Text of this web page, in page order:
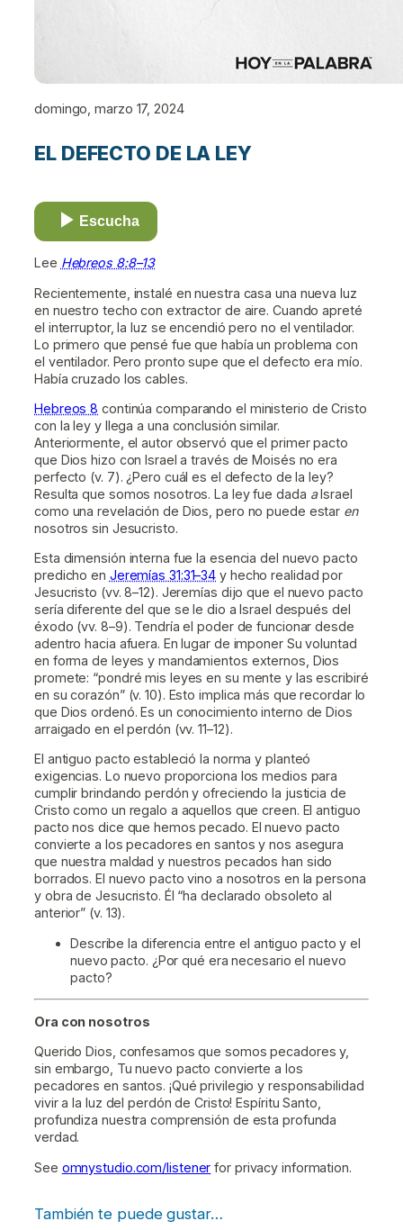
domingo, marzo 17, 2024
EL DEFECTO DE LA LEY
Escucha
Lee Hebreos 8:8–13
Recientemente, instalé en nuestra casa una nueva luz
en nuestro techo con extractor de aire. Cuando apreté
el interruptor, la luz se encendió pero no el ventilador.
Lo primero que pensé fue que había un problema con
el ventilador. Pero pronto supe que el defecto era mío.
Había cruzado los cables.
Hebreos 8 continúa comparando el ministerio de Cristo
con la ley y llega a una conclusión similar.
Anteriormente, el autor observó que el primer pacto
que Dios hizo con Israel a través de Moisés no era
perfecto (v. 7). ¿Pero cuál es el defecto de la ley?
Resulta que somos nosotros. La ley fue dada aIsrael
como una revelación de Dios, pero no puede estar en
nosotros sin Jesucristo.
Esta dimensión interna fue la esencia del nuevo pacto
predicho en Jeremías 31:31–34 y hecho realidad por
Jesucristo (vv. 8–12). Jeremías dijo que el nuevo pacto
sería diferente del que se le dio a Israel después del
éxodo (vv. 8–9). Tendría el poder de funcionar desde
adentro hacia afuera. En lugar de imponer Su voluntad
en forma de leyes y mandamientos externos, Dios
promete: “pondré mis leyes en su mente y las escribiré
en su corazón” (v. 10). Esto implica más que recordar lo
que Dios ordenó. Es un conocimiento interno de Dios
arraigado en el perdón (vv. 11–12).
El antiguo pacto estableció la norma y planteó
exigencias. Lo nuevo proporciona los medios para
cumplir brindando perdón y ofreciendo la justicia de
Cristo como un regalo a aquellos que creen. El antiguo
pacto nos dice que hemos pecado. El nuevo pacto
convierte a los pecadores en santos y nos asegura
que nuestra maldad y nuestros pecados han sido
borrados. El nuevo pacto vino a nosotros en la persona
y obra de Jesucristo. Él “ha declarado obsoleto al
anterior” (v. 13).
Describe la diferencia entre el antiguo pacto y el
nuevo pacto. ¿Por qué era necesario el nuevo
pacto?
Ora con nosotros
Querido Dios, confesamos que somos pecadores y,
sin embargo, Tu nuevo pacto convierte a los
pecadores en santos. ¡Qué privilegio y responsabilidad
vivir a la luz del perdón de Cristo! Espíritu Santo,
profundiza nuestra comprensión de esta profunda
verdad.
See omnystudio.com/listener for privacy information.
También te puede gustar…